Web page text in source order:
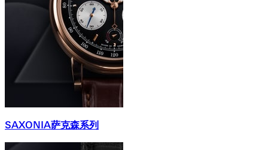
SAXONIA萨克森系列